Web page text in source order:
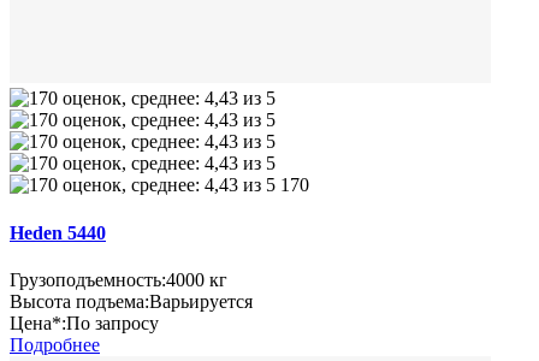
170
Heden 5440
Грузоподъемность:4000 кг
Высота подъема:Варьируется
Цена*:По запросу
Подробнее